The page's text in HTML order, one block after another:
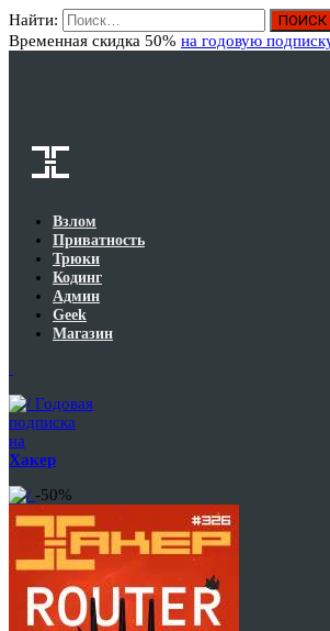
Найти:
Временная скидка 50% на годовую
Взлом
Приватность
Трюки
Кодинг
Админ
Geek
Магазин
Годовая
подписка
на
Хакер
-50%